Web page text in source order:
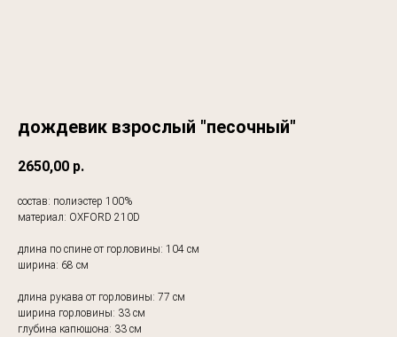
дождевик взрослый "песочный"
2650,00 р.
состав: полиэстер 100%
материал: OXFORD 210D
длина по спине от горловины: 104 см
ширина: 68 см
длина рукава от горловины: 77 см
ширина горловины: 33 см
глубина капюшона: 33 см